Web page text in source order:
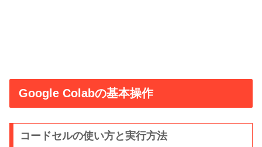
Google Colabの基本操作
コードセルの使い方と実行方法